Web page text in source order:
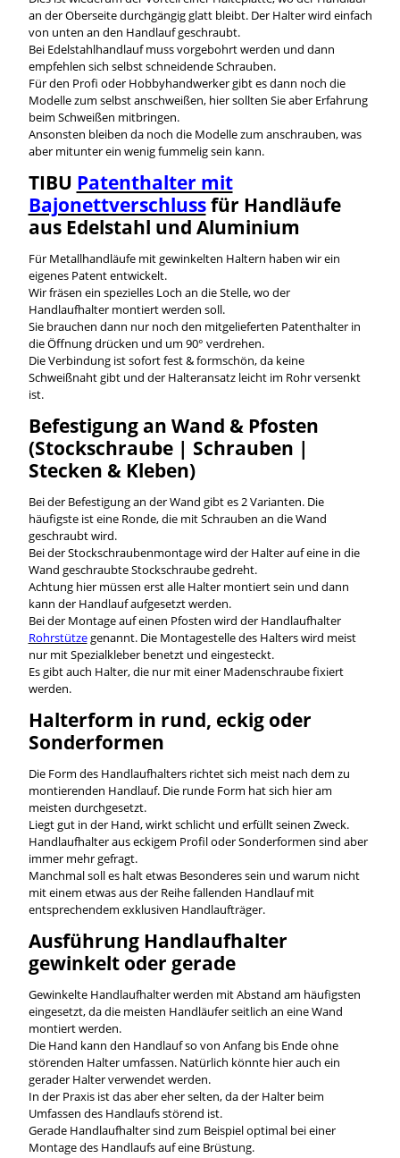
an der Oberseite durchgängig glatt bleibt. Der Halter wird einfach
von unten an den Handlauf geschraubt.
Bei Edelstahlhandlauf muss vorgebohrt werden und dann
empfehlen sich selbst schneidende Schrauben.
Für den Profi oder Hobbyhandwerker gibt es dann noch die
Modelle zum selbst anschweißen, hier sollten Sie aber Erfahrung
beim Schweißen mitbringen.
Ansonsten bleiben da noch die Modelle zum anschrauben, was
aber mitunter ein wenig fummelig sein kann.
TIBU Patenthalter mit
Bajonettverschlussfür Handläufe
aus Edelstahl und Aluminium
Für Metallhandläufe mit gewinkelten Haltern haben wir ein
eigenes Patent entwickelt.
Wir fräsen ein spezielles Loch an die Stelle, wo der
Handlaufhalter montiert werden soll.
Sie brauchen dann nur noch den mitgelieferten Patenthalter in
die Öffnung drücken und um 90° verdrehen.
Die Verbindung ist sofort fest & formschön, da keine
Schweißnaht gibt und der Halteransatz leicht im Rohr versenkt
ist.
Befestigung an Wand & Pfosten
(Stockschraube | Schrauben |
Stecken & Kleben)
Bei der Befestigung an der Wand gibt es 2 Varianten. Die
häufigste ist eine Ronde, die mit Schrauben an die Wand
geschraubt wird.
Bei der Stockschraubenmontage wird der Halter auf eine in die
Wand geschraubte Stockschraube gedreht.
Achtung hier müssen erst alle Halter montiert sein und dann
kann der Handlauf aufgesetzt werden.
Bei der Montage auf einen Pfosten wird der Handlaufhalter
Rohrstützegenannt. Die Montagestelle des Halters wird meist
nur mit Spezialkleber benetzt und eingesteckt.
Es gibt auch Halter, die nur mit einer Madenschraube fixiert
werden.
Halterform in rund, eckig oder
Sonderformen
Die Form des Handlaufhalters richtet sich meist nach dem zu
montierenden Handlauf. Die runde Form hat sich hier am
meisten durchgesetzt.
Liegt gut in der Hand, wirkt schlicht und erfüllt seinen Zweck.
Handlaufhalter aus eckigem Profil oder Sonderformen sind aber
immer mehr gefragt.
Manchmal soll es halt etwas Besonderes sein und warum nicht
mit einem etwas aus der Reihe fallenden Handlauf mit
entsprechendem exklusiven Handlaufträger.
Ausführung Handlaufhalter
gewinkelt oder gerade
Gewinkelte Handlaufhalter werden mit Abstand am häufigsten
eingesetzt, da die meisten Handläufer seitlich an eine Wand
montiert werden.
Die Hand kann den Handlauf so von Anfang bis Ende ohne
störenden Halter umfassen. Natürlich könnte hier auch ein
gerader Halter verwendet werden.
In der Praxis ist das aber eher selten, da der Halter beim
Umfassen des Handlaufs störend ist.
Gerade Handlaufhalter sind zum Beispiel optimal bei einer
Montage des Handlaufs auf eine Brüstung.